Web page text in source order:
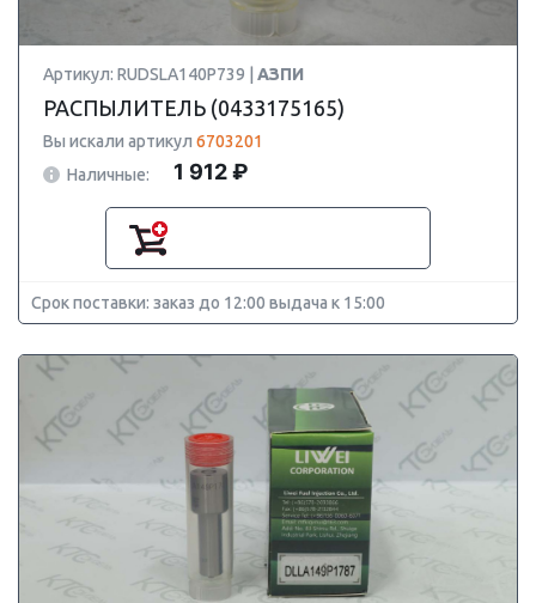
Артикул: RUDSLA140P739 | АЗПИ
РАСПЫЛИТЕЛЬ (0433175165)
Вы искали артикул 6703201
Наличные:
1 912 ₽
Срок поставки: заказ до 12:00 выдача к 15:00